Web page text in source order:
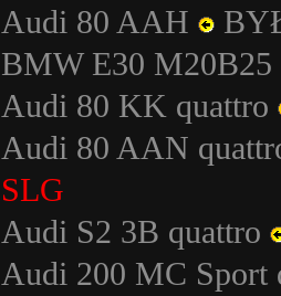
Audi 80 AAH
BMW E30 M20B25
Audi 80 KK quattro
Audi 80 AAN
SLG
Audi S2 3B quattro
Audi 200 MC Sport